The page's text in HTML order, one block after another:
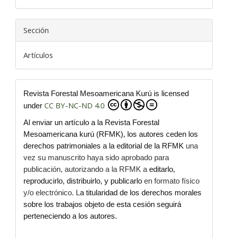
Sección
Artículos
Revista Forestal Mesoamericana Kurú is licensed
under CC BY-NC-ND 4.0
Al enviar un artículo a la Revista Forestal
Mesoamericana kurú (RFMK), los autores ceden los
derechos patrimoniales a la editorial de la RFMK una
vez su manuscrito haya sido aprobado para
publicación, autorizando a la RFMK a editarlo,
reproducirlo, distribuirlo, y publicarlo en formato físico
y/o electrónico. La titularidad de los derechos morales
sobre los trabajos objeto de esta cesión seguirá
perteneciendo a los autores.